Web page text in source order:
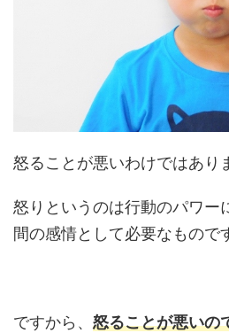
怒ることが悪いわけではあり
怒りというのは行動のパワー
間の感情として必要なもので
ですから、 怒ることが悪いの